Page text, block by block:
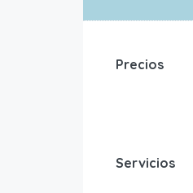
Precios
Servicios